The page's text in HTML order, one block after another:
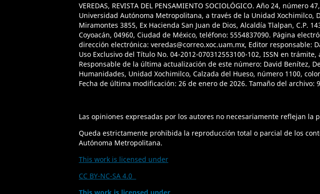
VEREDAS, REVISTA DEL PENSAMIENTO SOCIOLÓGICO. Año 24,
Universidad Autónoma Metropolitana, a través de la Unidad Xochimilco,
Miramontes 3855, Ex Hacienda San Juan de Dios, Alcaldía Tlalpan, C.P.
Coyoacán, 04960, Ciudad de México, teléfono: 5554837090. Página
dirección electrónica: veredas@correo.xoc.uam.mx, Editor responsable:
Uso Exclusivo del Título No. 04-2012-070312553100-102, ISSN en
Responsable de la última actualización de este número: David Benítez,
Humanidades, Unidad Xochimilco, Calzada del Hueso, número 1100,
Fecha de última modificación: 26 de enero de 2026. Tamaño del archivo:
Las opiniones expresadas por los autores no necesariamente reflejan la
Queda estrictamente prohibida la reproducción total o parcial de los
Autónoma Metropolitana.
This work is licensed under
CC BY-NC-SA 4.0
This work is licensed under